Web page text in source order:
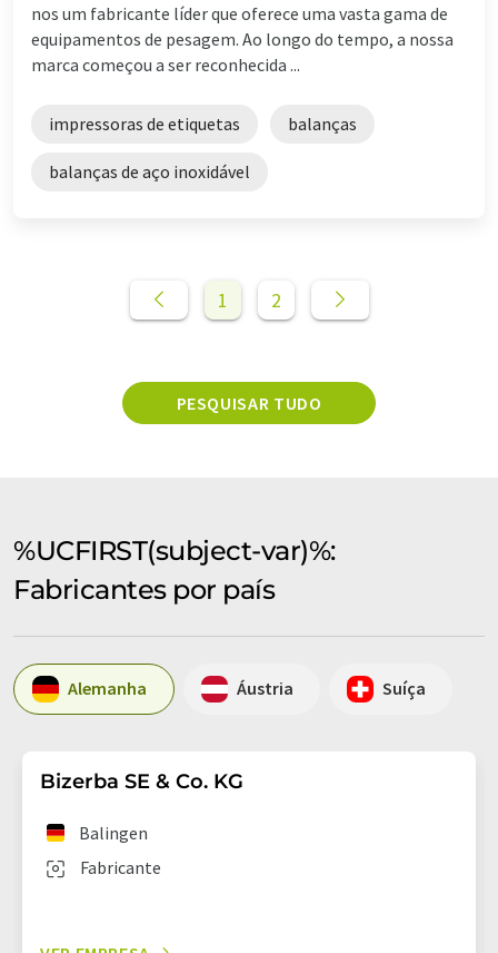
nos um fabricante líder que oferece uma vasta gama de
equipamentos de pesagem. Ao longo do tempo, a nossa
marca começou a ser reconhecida ...
impressoras de etiquetas balanças
balanças de aço inoxidável
1 2
PESQUISAR TUDO
%UCFIRST(subject-var)%:
Fabricantes por país
Alemanha Áustria Suíça
Bizerba SE & Co. KG
Fabricante
Balingen